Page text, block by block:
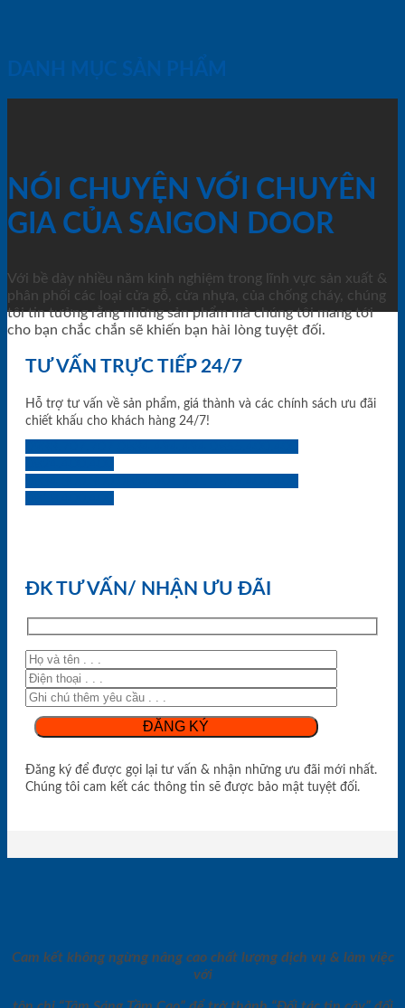
DANH MỤC SẢN PHẨM
NÓI CHUYỆN VỚI CHUYÊN
GIA CỦA SAIGON DOOR
Với bề dày nhiều năm kinh nghiệm trong lĩnh vực sản xuất &
phân phối các loại cửa gỗ, cửa nhựa, của chống cháy, chúng
tôi tin tưởng rằng những sản phẩm mà chúng tôi mang tới
cho bạn chắc chắn sẽ khiến bạn hài lòng tuyệt đối.
TƯ VẤN TRỰC TIẾP 24/7
Hỗ trợ tư vấn về sản phẩm, giá thành và các chính sách ưu đãi
chiết khấu cho khách hàng 24/7!
ĐK TƯ VẤN/ NHẬN ƯU ĐÃI
Đăng ký để được gọi lại tư vấn & nhận những ưu đãi mới nhất.
Chúng tôi cam kết các thông tin sẽ được bảo mật tuyệt đối.
Cam kết không ngừng nâng cao chất lượng dịch vụ & làm việc
với